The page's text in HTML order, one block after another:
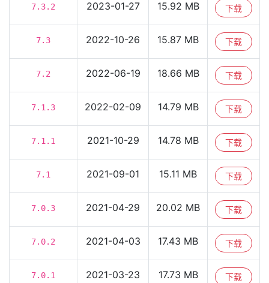
7.3.2 2023-01-27 15.92 MB 下载
7.3 2022-10-26 15.87 MB 下载
7.2 2022-06-19 18.66 MB 下载
7.1.3 2022-02-09 14.79 MB 下载
7.1.1 2021-10-29 14.78 MB 下载
7.1 2021-09-01 15.11 MB 下载
7.0.3 2021-04-29 20.02 MB 下载
7.0.2 2021-04-03 17.43 MB 下载
7.0.1 2021-03-23 17.73 MB 下载